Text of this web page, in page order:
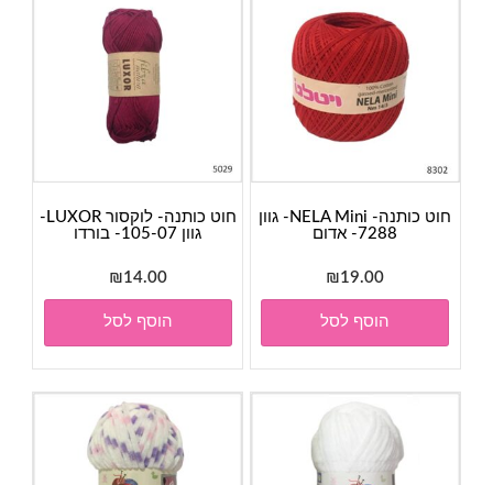
חוט כותנה- NELA Mini- גוון
7288- אדום
₪19.00
הוסף לסל
חוט כותנה- לוקסור LUXOR-
גוון 105-07- בורדו
₪14.00
הוסף לסל